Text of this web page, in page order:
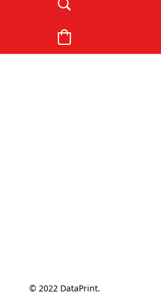
© 2022 DataPrint.